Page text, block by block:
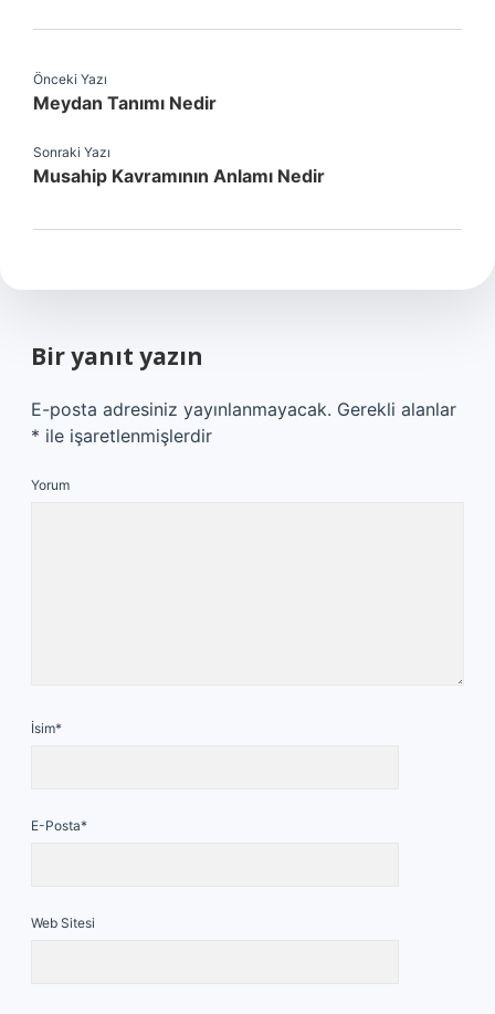
Önceki Yazı
Meydan Tanımı Nedir
Sonraki Yazı
Musahip Kavramının Anlamı Nedir
Bir yanıt yazın
E-posta adresiniz yayınlanmayacak. Gerekli alanlar
* ile işaretlenmişlerdir
Yorum
İsim*
E-Posta*
Web Sitesi